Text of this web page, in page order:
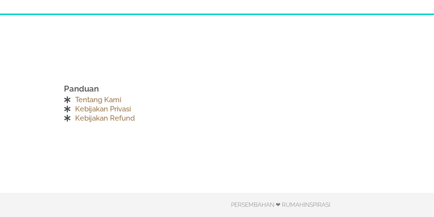
Panduan
Tentang Kami
Kebijakan Privasi
Kebijakan Refund
PERSEMBAHAN ❤ RUMAHINSPIRASI